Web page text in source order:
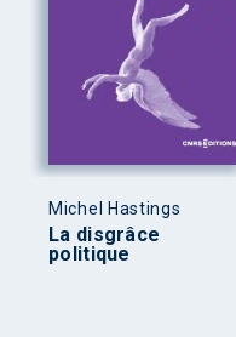
Michel Hastings
La disgrâce
politique